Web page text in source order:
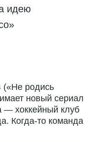
идею
(«Не родись
новый сериал
— хоккейный клуб
Когда-то команда